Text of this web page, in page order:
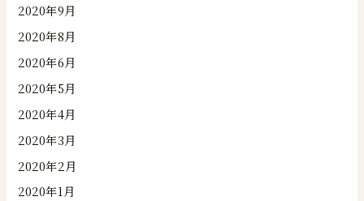
2020年9月
2020年8月
2020年6月
2020年5月
2020年4月
2020年3月
2020年2月
2020年1月